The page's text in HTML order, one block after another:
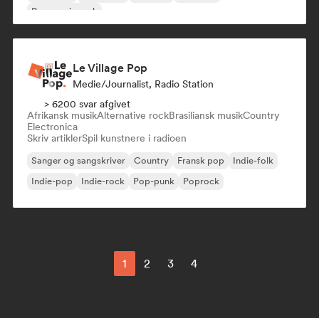
Progressiv rock
Le Village Pop
Medie/journalist, Radio Station
> 6200 svar afgivet
Afrikansk musikAlternative rockBrasiliansk musikCountry
Electronica
Skriv artiklerSpil kunstnere i radioen
Sanger og sangskriver Country Fransk pop
Indie-folk
Indie-pop
Indie-rock Pop-punk Poprock
1 2 3 4